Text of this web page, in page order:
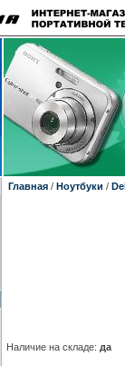
Главная/ Ноутбуки /
Наличие на складе: да